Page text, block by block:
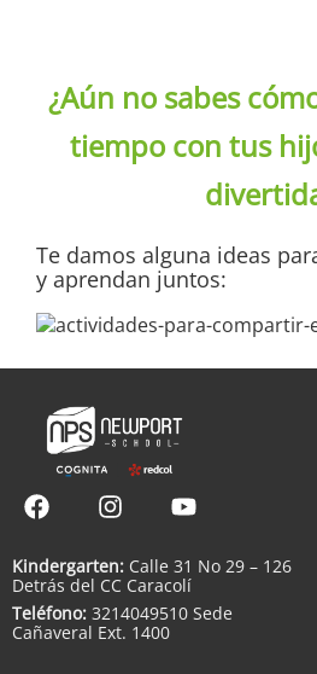
¿Aún no sabes
tiempo con tus
Te damos alguna ideas
y aprendan juntos:
Kindergarten: Calle 31 No 29 – 126
Detrás del CC Caracolí
Teléfono: 3214049510 Sede
Cañaveral Ext. 1400